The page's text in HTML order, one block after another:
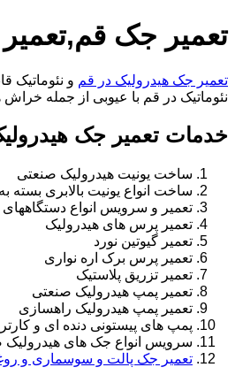
تعمیر جک
تعمیر جک هیدرولیک در قم و نئوماتیک
نئوماتیک در قم با عیوبی از جمله خراش های داخل
خدمات تعمیر جک
ساخت یونیت هیدرولیک صنعتی
ساخت انواع یونیت بالابری بسته
تعمیر و سرویس انواع
تعمیر پرس های هیدرولیک
تعمیر گیوتین نورد
تعمیر پرس برک اره نواری
تعمیر تزریق پلاستیک
تعمیر پمپ هیدرولیک صنعتی
تعمیر پمپ هیدرولیک راهسازی
پمپ های پیستونی دنده ای و
سرویس انواع جک های هیدرولیک
تعمیر جک پالت و سوسماری و